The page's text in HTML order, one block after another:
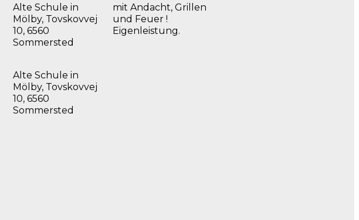
Alte Schule in
Mölby, Tovskovvej
10, 6560
Sommersted
mit Andacht, Grillen
und Feuer !
Eigenleistung.
Alte Schule in
Mölby, Tovskovvej
10, 6560
Sommersted